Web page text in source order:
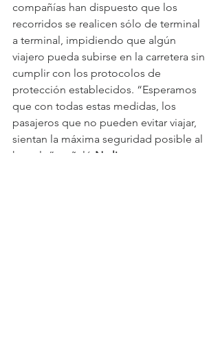
compañías han dispuesto que los
recorridos se realicen sólo de terminal
a terminal, impidiendo que algún
viajero pueda subirse en la carretera sin
cumplir con los protocolos de
protección establecidos. “Esperamos
que con todas estas medidas, los
pasajeros que no pueden evitar viajar,
sientan la máxima seguridad posible al
hacerlo”, señaló Narli